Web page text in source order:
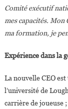
Comité exécutif
mes capacités.
ma formation, je
Expérience dans la
La nouvelle CEO
l’université de
carrière de joueuse